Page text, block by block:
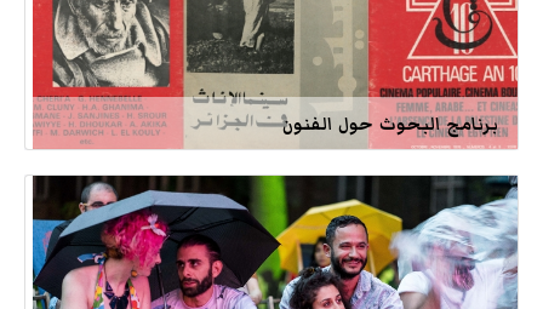
برنامج البحوث حول الفنون